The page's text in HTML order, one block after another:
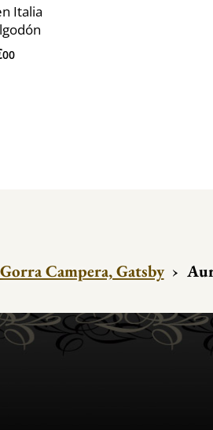
Italia
00
Gorra Campera, Gatsby ›